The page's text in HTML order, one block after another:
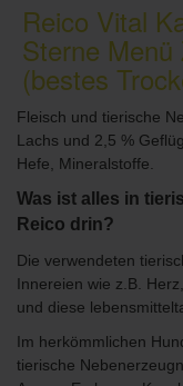
Reico Vital
Sterne
(bestes
Fleisch und tierische
Lachs und 2,5 %
Hefe, Mineralstoffe.
Was ist alles in
Reico drin?
Die verwendeten
Innereien wie z.B.
und diese
Im herkömmlichen
tierische